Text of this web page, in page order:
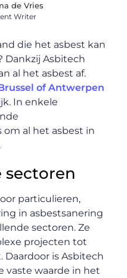
de Vries
Writer
die het asbest kan
Dankzij Asbitech
al het asbest af.
of Antwerpen
In enkele
om al het asbest in
sectoren
particulieren,
in asbestsanering
sectoren. Ze
projecten tot
is Asbitech
vaste waarde in het